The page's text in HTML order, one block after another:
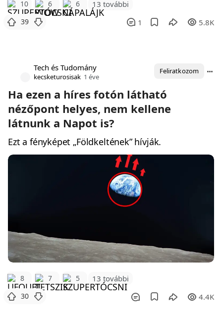
10 6 6 13 további
39 1 5.8K
Tech és Tudomány
kecsketurosisak 1 éve
Feliratkozom
Ha ezen a híres fotón látható
nézőpont helyes, nem kellene
látnunk a Napot is?
Ezt a fényképet „Földkeltének” hívják.
8 7 5 13 további
30 4.4K